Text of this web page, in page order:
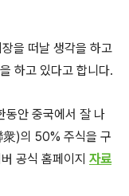
을 떠날 생각을 하고
하고 있다고 합니다.
안 중국에서 잘 나
)의 50% 주식을 구
공식 홈페이지 자료